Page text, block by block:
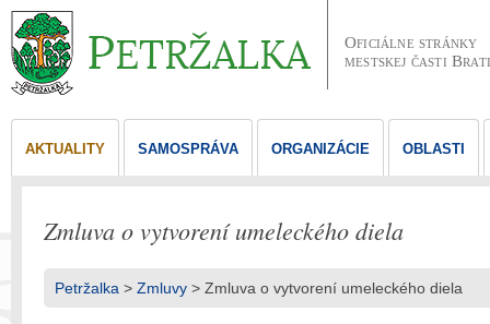
Oficiálne stránky
mestskej časti
AKTUALITY SAMOSPRÁVA ORGANIZÁCIE OBLASTI
Zmluva o vytvorení umeleckého diela
Petržalka > Zmluvy > Zmluva o vytvorení umeleckého diela